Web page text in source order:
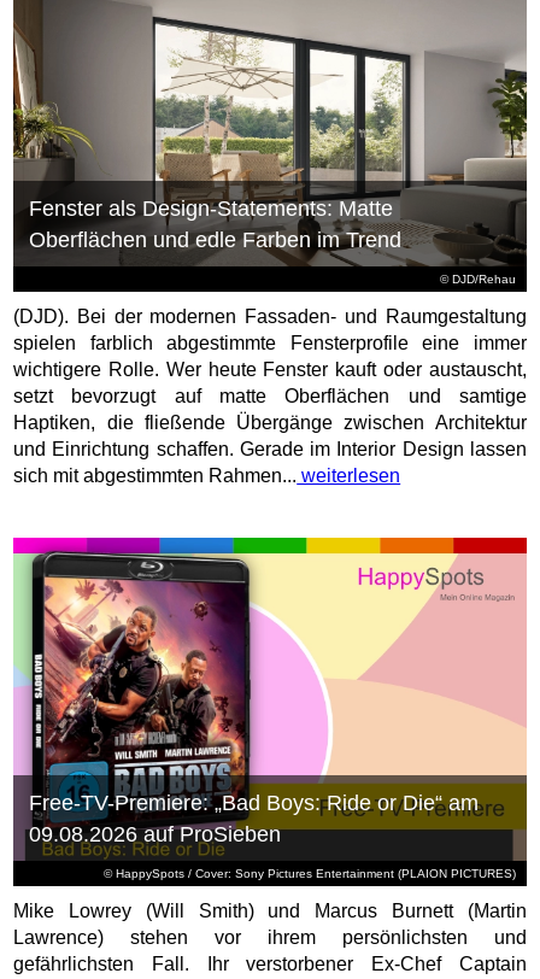
© DJD/Rehau
Fenster als Design-Statements: Matte
Oberflächen und edle Farben im Trend
(DJD). Bei der modernen Fassaden- und Raumgestaltung
spielen farblich abgestimmte Fensterprofile eine immer
wichtigere Rolle. Wer heute Fenster kauft oder austauscht,
setzt bevorzugt auf matte Oberflächen und samtige
Haptiken, die fließende Übergänge zwischen Architektur
und Einrichtung schaffen. Gerade im Interior Design lassen
sich mit abgestimmten Rahmen... weiterlesen
© HappySpots / Cover: Sony Pictures Entertainment (PLAION PICTURES)
Free-TV-Premiere: „Bad Boys: Ride or Die“ am
09.08.2026 auf ProSieben
Mike Lowrey (Will Smith) und Marcus Burnett (Martin
Lawrence) stehen vor ihrem persönlichsten und
gefährlichsten Fall. Ihr verstorbener Ex-Chef Captain